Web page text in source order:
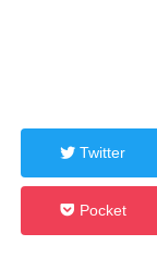
Twitter
Pocket